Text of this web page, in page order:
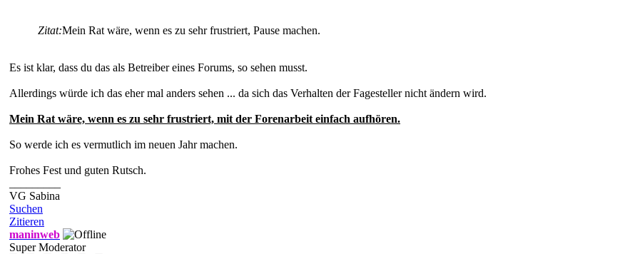
Zitat:Mein Rat wäre, wenn es zu sehr frustriert, Pause machen.
Es ist klar, dass du das als Betreiber eines Forums, so sehen musst.
Allerdings würde ich das eher mal anders sehen ... da sich das Verhalten der Fagesteller nicht ändern wird.
Mein Rat wäre, wenn es zu sehr frustriert, mit der Forenarbeit einfach aufhören.
So werde ich es vermutlich im neuen Jahr machen.
Frohes Fest und guten Rutsch.
VG Sabina
Suchen
Zitieren
maninweb
Super Moderator